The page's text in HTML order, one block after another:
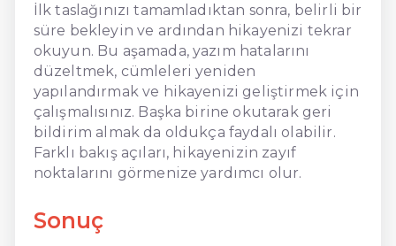
İlk taslağınızı tamamladıktan sonra, belirli bir
süre bekleyin ve ardından hikayenizi tekrar
okuyun. Bu aşamada, yazım hatalarını
düzeltmek, cümleleri yeniden
yapılandırmak ve hikayenizi geliştirmek için
çalışmalısınız. Başka birine okutarak geri
bildirim almak da oldukça faydalı olabilir.
Farklı bakış açıları, hikayenizin zayıf
noktalarını görmenize yardımcı olur.
Sonuç